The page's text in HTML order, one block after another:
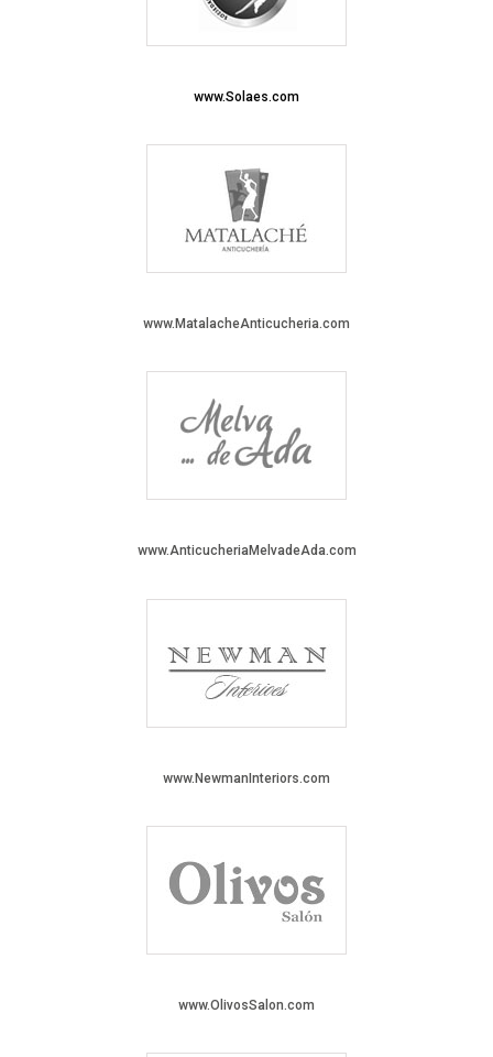
www.Solaes.com
www.MatalacheAnticucheria.com
www.AnticucheriaMelvadeAda.com
www.NewmanInteriors.com
www.OlivosSalon.com